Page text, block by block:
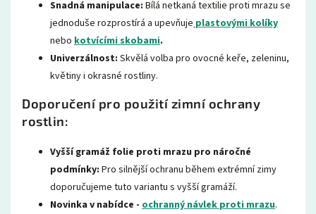
Snadná manipulace: Bílá netkaná textilie proti mrazu se
jednoduše rozprostírá a upevňuje plastovými kolíky
nebo kotvícími skobami.
Univerzálnost: Skvělá volba pro ovocné keře, zeleninu,
květiny i okrasné rostliny.
Doporučení pro použití zimní ochrany
rostlin:
Vyšší gramáž folie proti mrazu pro náročné
podmínky: Pro silnější ochranu během extrémní zimy
doporučujeme tuto variantu s vyšší gramáží.
Novinka v nabídce - ochranný návlek proti mrazu.